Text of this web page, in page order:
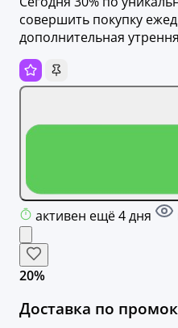
совершить покупку
дополнительная
активен ещё 4 дня
20%
Доставка по